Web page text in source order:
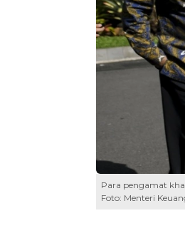
Para pengamat
Foto: Menteri